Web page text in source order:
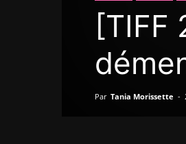
[TIFF
Par Tania Morissette -